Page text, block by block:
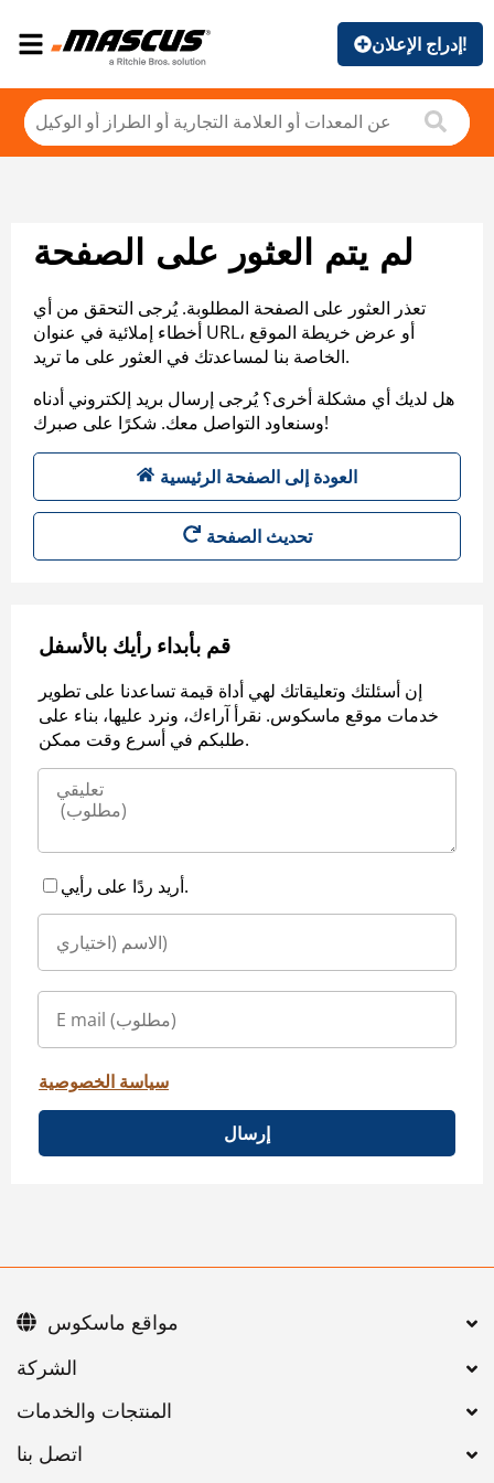
إدراج الإعلان!
لم يتم العثور على الصفحة
تعذر العثور على الصفحة المطلوبة. يُرجى التحقق من أي
أخطاء إملائية في عنوان URL، أو عرض خريطة الموقع
الخاصة بنا لمساعدتك في العثور على ما تريد.
هل لديك أي مشكلة أخرى؟ يُرجى إرسال بريد إلكتروني أدناه
وسنعاود التواصل معك. شكرًا على صبرك!
العودة إلى الصفحة الرئيسية
تحديث الصفحة
قم بأبداء رأيك بالأسفل
إن أسئلتك وتعليقاتك لهي أداة قيمة تساعدنا على تطوير
خدمات موقع ماسكوس. نقرأ آراءك، ونرد عليها، بناء على
طلبكم في أسرع وقت ممكن.
أريد ردًا على رأيي.
سياسة الخصوصية
إرسال
اتصل بنا
مواقع ماسكوس